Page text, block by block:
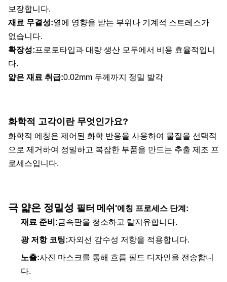
보장합니다.
재료 무결성:열에 영향을 받는 부위나 기계적 스트레스가
없습니다.
확장성:프로토타입과 대량 생산 모두에서 비용 효율적입니
다.
얇은 재료 취급:0.02mm 두께까지 정밀 발각
화학적 고각이란 무엇인가요?
화학적 에칭은 제어된 화학 반응을 사용하여 물질을 선택적
으로 제거하여 정밀하고 복잡한 부품을 만드는 추출 제조 프
로세스입니다.
극 얇은 정밀성 필터 메쉬 '에칭 프로세스 단계:
재료 준비:금속판을 청소하고 탈지유합니다.
광 저항 코팅:자외선 감수성 저항을 적용합니다.
노출:사진 마스크를 통해 흐름 필드 디자인을 전송합니
다.